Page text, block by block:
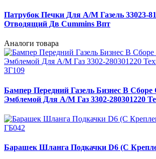
Патрубок Печки Для А/М Газель 33023-
Отводящий Дв Cummins Впт
Аналоги товара
ЗГ109
Бампер Передний Газель Бизнес В
Эмблемой Для А/М Газ 3302-280301220
ГБ042
Барашек Шланга Подкачки D6 (С